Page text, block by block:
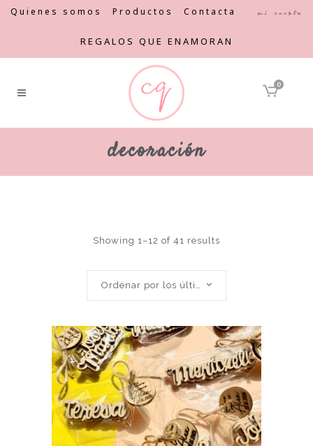
Quienes somos Productos Contacta Mi cuenta
REGALOS QUE ENAMORAN
0
decoración
Showing 1–12 of 41 results
Ordenar por los últimos